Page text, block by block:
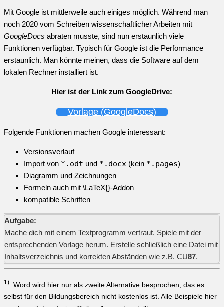
Mit Google ist mittlerweile auch einiges möglich. Während man
noch 2020 vom Schreiben wissenschaftlicher Arbeiten mit
GoogleDocs abraten musste, sind nun erstaunlich viele
Funktionen verfügbar. Typisch für Google ist die Performance
erstaunlich. Man könnte meinen, dass die Software auf dem
lokalen Rechner installiert ist.
Hier ist der Link zum GoogleDrive:
Vorlage (GoogleDocs)
Folgende Funktionen machen Google interessant:
Versionsverlauf
Import von *.odt und *.docx (kein *.pages)
Diagramm und Zeichnungen
Formeln auch mit \LaTeX{}-Addon
kompatible Schriften
Aufgabe:
Mache dich mit einem Textprogramm vertraut. Spiele mit der
entsprechenden Vorlage herum. Erstelle schließlich eine Datei mit
Inhaltsverzeichnis und korrekten Abständen wie z.B. CU87.
1)
Word wird hier nur als zweite Alternative besprochen, das es
selbst für den Bildungsbereich nicht kostenlos ist. Alle Beispiele hier